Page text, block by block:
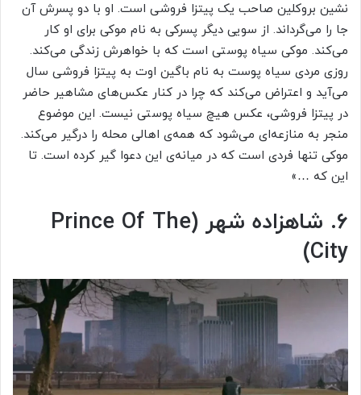
نشین بروکلین صاحب یک پیتزا فروشی است. او با دو پسرش آن
جا را می‌گرداند. از سویی دیگر پسرکی به نام موکی برای او کار
می‌کند. موکی سیاه پوستی است که با خواهرش زندگی می‌کند.
روزی مردی سیاه پوست به نام باگین اوت به پیتزا فروشی سال
می‌آید و اعتراض می‌کند که چرا در کنار عکس‌های مشاهیر حاضر
در پیتزا فروشی، عکس هیچ سیاه پوستی نیست. این موضوع
منجر به منازعه‌ای می‌شود که همه‌ی اهالی محله را درگیر می‌کند.
موکی تنها فردی است که در میانه‌ی این دعوا گیر کرده است. تا
این که …»
۶. شاهزاده‌ شهر (Prince Of The
City)